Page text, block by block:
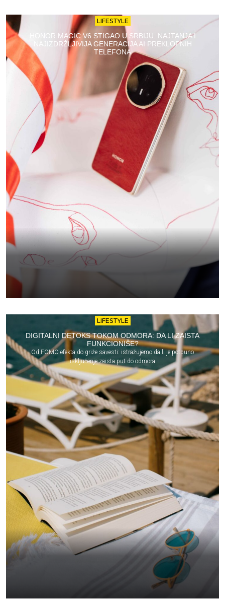
LIFESTYLE
HONOR MAGIC V6 STIGAO U SRBIJU: NAJTANJA I
NAJIZDRŽLJIVIJA GENERACIJA AI PREKLOPNIH
TELEFONA
LIFESTYLE
DIGITALNI DETOKS TOKOM ODMORA: DA LI ZAISTA
FUNKCIONIŠE?
Od FOMO efekta do griže savesti: istražujemo da li je potpuno
isključenje zaista put do odmora